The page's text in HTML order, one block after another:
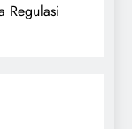
Regulasi